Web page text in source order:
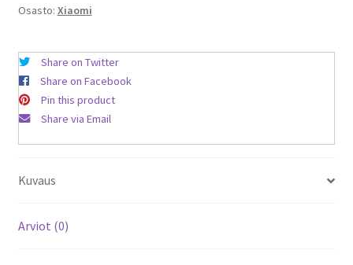
/
2
Pro+
-
robottipölynimurin
Pölysuodatin
2kpl
Osasto: Xiaomi
Share on Twitter
Share on Facebook
Pin this product
Share via Email
Kuvaus
Arviot (0)